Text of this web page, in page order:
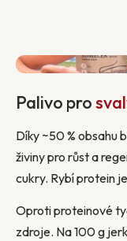
Palivo pro
Díky ~50 % obsahu
živiny pro růst a
cukry. Rybí protein
Oproti proteinové
zdroje. Na 100 g